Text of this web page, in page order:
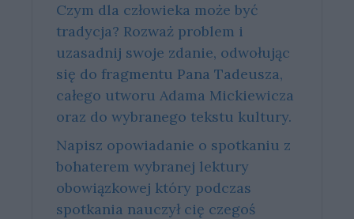
Czym dla człowieka może być
tradycja? Rozważ problem i
uzasadnij swoje zdanie, odwołując
się do fragmentu Pana Tadeusza,
całego utworu Adama Mickiewicza
oraz do wybranego tekstu kultury.
Napisz opowiadanie o spotkaniu z
bohaterem wybranej lektury
obowiązkowej który podczas
spotkania nauczył cię czegoś